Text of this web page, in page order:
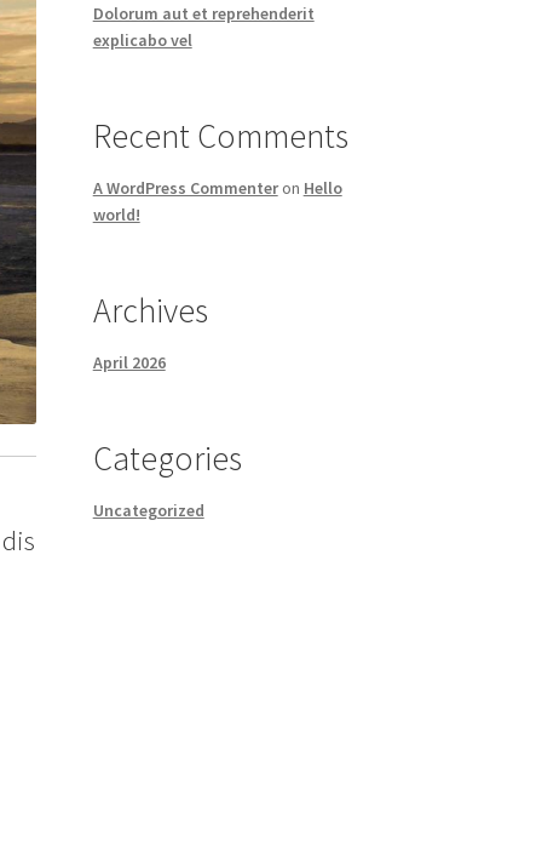
Dolorum aut et reprehenderit
explicabo vel
Recent Comments
A WordPress Commenteron Hello
world!
Archives
April 2026
Categories
Uncategorized